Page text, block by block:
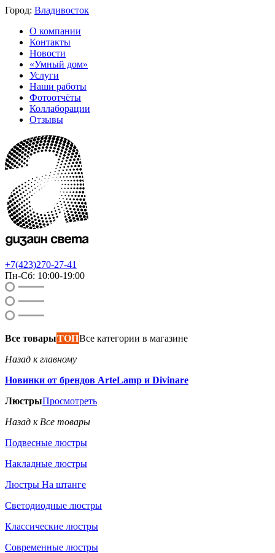
Город: Владивосток
О компании
Контакты
Новости
«Умный дом»
Услуги
Наши работы
Фотоотчёты
Коллаборации
Отзывы
+7(423)270-27-41
Пн-Сб: 10:00-19:00
Все товарыТОПВсе категории в магазине
Назад к главному
Новинки от брендов ArteLamp и Divinare
ЛюстрыПросмотреть
Назад к Все товары
Подвесные люстры
Накладные люстры
Люстры На штанге
Светодиодные люстры
Классические люстры
Современные люстры